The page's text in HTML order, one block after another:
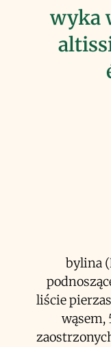
wyka
bylina
liście
wąsem,